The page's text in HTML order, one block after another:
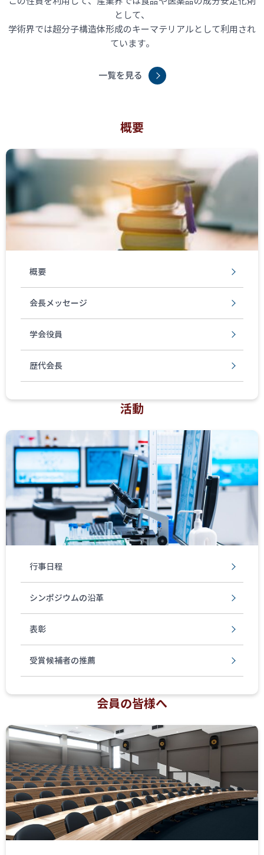
として、
学術界では超分子構造体形成のキーマテリアルとして利用され
ています。
一覧を見る
概要
概要
会長メッセージ
学会役員
歴代会長
活動
行事日程
シンポジウムの沿革
表彰
受賞候補者の推薦
会員の皆様へ